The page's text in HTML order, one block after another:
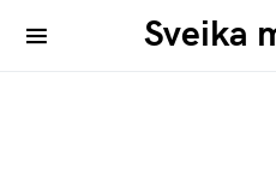
Sveika